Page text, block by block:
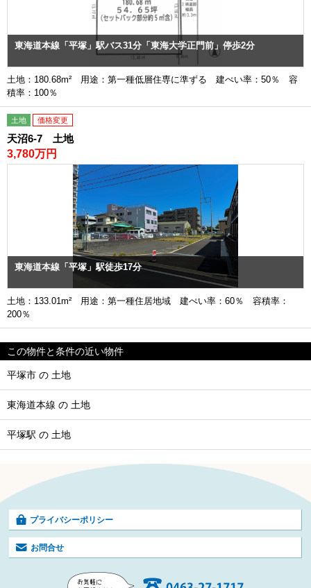
東海道本線「平塚」駅バス31分「東海大学正門前」停歩2分
土地：180.68m² 用途：第一種低層住専に準ずる 建ぺい率：50％ 容
積率：100％
土地 価格変更
天沼6-7 土地
3,780万円
東海道本線「平塚」駅徒歩17分
土地：133.01m² 用途：第一種住居地域 建ぺい率：60％ 容積率：
200％
この物件と条件の近い物件
平塚市 の 土地
東海道本線 の 土地
平塚駅 の 土地
プライバシーポリシー
お問合せ